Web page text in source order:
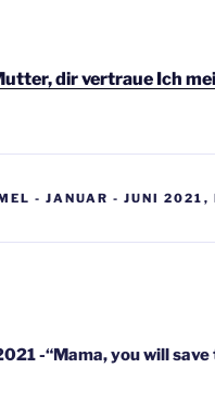
dir vertraue Ich
- JANUAR - JUNI 2021 ,
-“Mama, you will save